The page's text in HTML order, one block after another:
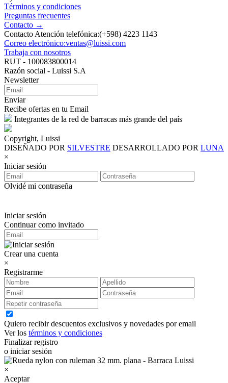
Términos y condiciones
Preguntas frecuentes
Contacto →
Contacto Atención telefónica:(+598) 4223 1143
Correo electrónico:ventas@luissi.com
Trabaja con nosotros
RUT - 100083800014
Razón social - Luissi S.A
Newsletter
Enviar
Recibe ofertas en tu Email
Integrantes de la red de barracas más grande del país
Copyright, Luissi
DISEÑADO POR SILVESTRE DESARROLLADO POR LUNA
×
Iniciar sesión
Olvidé mi contraseña
Iniciar sesión
Continuar como invitado
Crear una cuenta
×
Registrarme
Quiero recibir descuentos exclusivos y novedades por email
Ver los términos y condiciones
Finalizar registro
o iniciar sesión
×
Aceptar